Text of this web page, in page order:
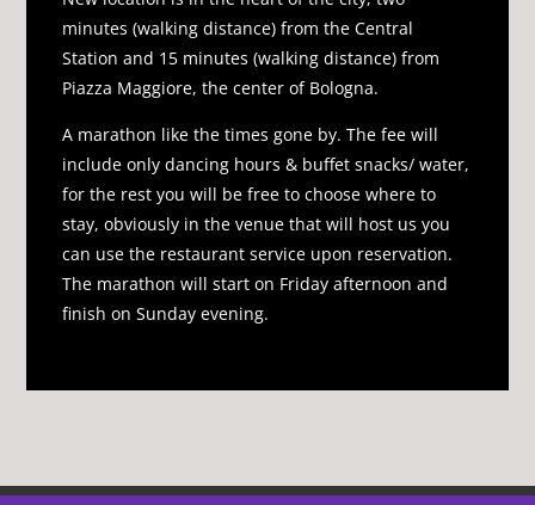
minutes (walking distance) from the Central
Station and 15 minutes (walking distance) from
Piazza Maggiore, the center of Bologna.
A marathon like the times gone by. The fee will
include only dancing hours & buffet snacks/ water,
for the rest you will be free to choose where to
stay, obviously in the venue that will host us you
can use the restaurant service upon reservation.
The marathon will start on Friday afternoon and
finish on Sunday evening.